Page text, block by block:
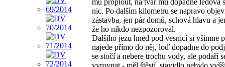
mu proplout, na tvář mu dopadne ledová
nic. Po dalším kilometru se napravo
zástavba, jen pár domů, schová hlavu a
že ho nikdo nezpozoroval.
Dalšího jezu hned pod vesnicí si všimne
najede přímo do něj, loď dopadne do
se stočí a nebere trochu vody, ale podaří